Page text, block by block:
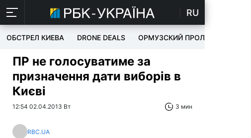
RU
ОБСТРЕЛ КИЕВА DRONE DEALS ОРМУЗСКИЙ ПРОЛИВ
ПР не голосуватиме за
призначення дати виборів в
Києві
12:54 02.04.2013 Вт 3 мин
RBC.UA